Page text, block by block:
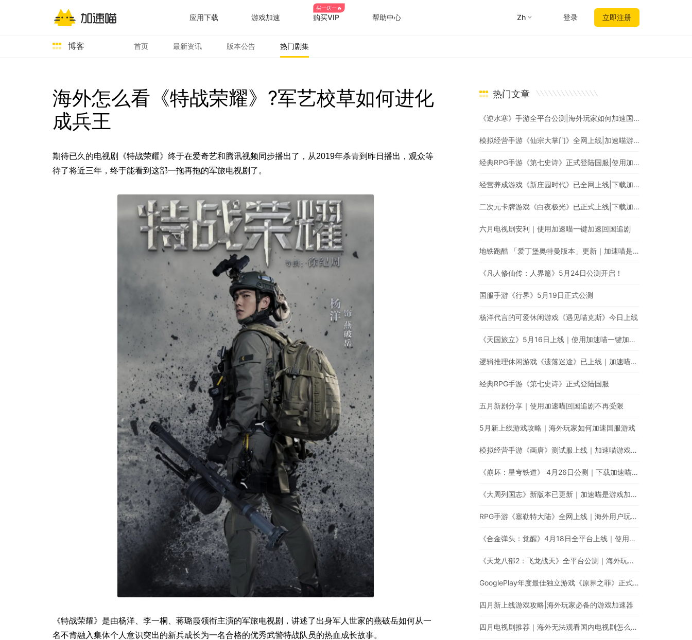
应用下载 游戏加速 购买VIP
买一送一🔥
帮助中心 zh 登录 立即注册
博客 首页 最新资讯 版本公告 热门剧集
海外怎么看《特战荣耀》?军艺校草如何进化
成兵王
期待已久的电视剧《特战荣耀》终于在爱奇艺和腾讯视频同步播出了 ，从2019年杀青到昨日播出，观众等
待了将近三年，终于能看到这部一拖再拖的军旅电视剧了。
《特战荣耀》是由杨洋、李一桐、蒋璐霞领衔主演的军旅电视剧 ，讲述了出身军人世家的燕破岳如何从一
名不肯融入集体个人意识突出的新兵成长为一名合格的优秀武警特战队员的热血成长故事。
热门文章
《逆水寒》手游全平台公测|海外玩家如何加速国服游戏？
模拟经营手游《仙宗大掌门》全网上线|加速喵游戏加速，全网最快
经典RPG手游《第七史诗》正式登陆国服|使用加速喵回国加速爆款游戏随意畅玩
经营养成游戏《新庄园时代》已全网上线|下载加速喵随时随地畅享游戏加速
二次元卡牌游戏《白夜极光》已正式上线|下载加速喵回国加速器一键加速国服游戏
六月电视剧安利｜使用加速喵一键加速回国追剧
地铁跑酷 「爱丁堡奥特曼版本」更新｜加速喵是国服游戏回国加速的最佳选择
《凡人修仙传：人界篇》5月24日公测开启！
国服手游《行界》5月19日正式公测
杨洋代言的可爱休闲游戏《遇见喵克斯》今日上线
《天国旅立》5月16日上线｜使用加速喵一键加速国服
逻辑推理休闲游戏《遗落迷途》已上线｜加速喵游戏加速全网最快
经典RPG手游《第七史诗》正式登陆国服
五月新剧分享｜使用加速喵回国追剧不再受限
5月新上线游戏攻略｜海外玩家如何加速国服游戏
模拟经营手游《画唐》测试服上线｜加速喵游戏加速器全网最快
《崩坏：星穹铁道》 4月26日公测｜下载加速喵游戏加速器提升游戏体验
《大周列国志》新版本已更新｜加速喵是游戏加速器最佳的选择
RPG手游《塞勒特大陆》全网上线｜海外用户玩国服游戏延迟高卡顿怎么办？
《合金弹头：觉醒》4月18日全平台上线｜使用加速喵加速国服游戏提升游戏体验
《天龙八部2：飞龙战天》全平台公测｜海外玩家如何加速国服游戏？
GooglePlay年度最佳独立游戏《原界之罪》正式登陆中国！
四月新上线游戏攻略|海外玩家必备的游戏加速器
四月电视剧推荐｜海外无法观看国内电视剧怎么办？